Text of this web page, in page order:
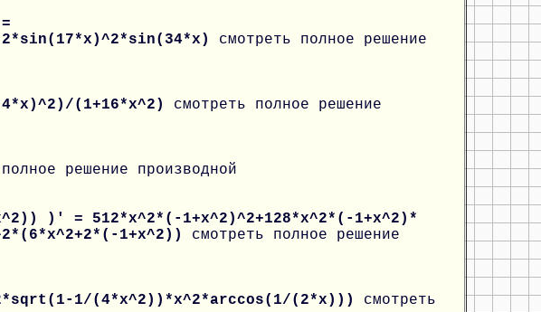
смотреть полное решение
(1+16*x^2) смотреть полное решение
решение производной
)' = 512*x^2*(-1+x^2)^2+128*x^2*(-1+x^2)*
1+x^2)) смотреть полное решение
1/(4*x^2))*x^2*arccos(1/(2*x))) смотреть